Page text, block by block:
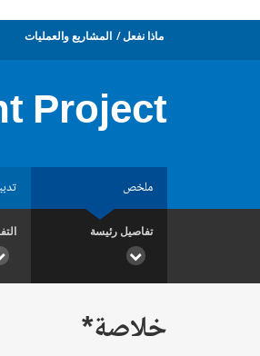
ماذا نفعل المشاريع والعمليات
Project
ملخص
تفاصيل رئيسة
خلاصة*